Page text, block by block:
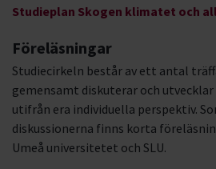
Studieplan Skogen klimatet och
Föreläsningar
Studiecirkeln består av ett antal
gemensamt diskuterar och utvecklar
utifrån era individuella perspektiv.
diskussionerna finns korta
Umeå universitetet och SLU.